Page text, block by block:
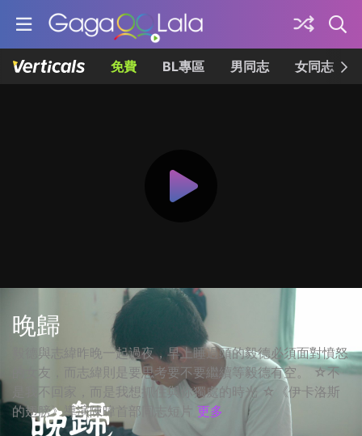
免費 BL專區 男同志 女同志
晚歸
毅德與志緯昨晚一起過夜，早上睡過頭的毅德必須面對憤怒
的女友，而志緯則是要思考要不要繼續等毅德有空。 ☆不
是我不回家，而是我想抓住與你獨處的時光 ☆《伊卡洛斯
的翅膀》導演陳暐首部同志短片
更多